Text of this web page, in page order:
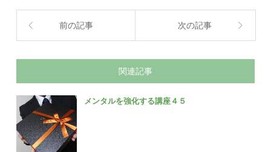
前の記事 次の記事
関連記事
メンタルを強化する講座４５